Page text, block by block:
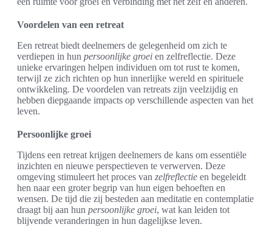
Voordelen van een retreat
Een retreat biedt deelnemers de gelegenheid om zich te
verdiepen in hun persoonlijke groei en zelfreflectie. Deze
unieke ervaringen helpen individuen om tot rust te komen,
terwijl ze zich richten op hun innerlijke wereld en spirituele
ontwikkeling. De voordelen van retreats zijn veelzijdig en
hebben diepgaande impacts op verschillende aspecten van het
leven.
Persoonlijke groei
Tijdens een retreat krijgen deelnemers de kans om essentiële
inzichten en nieuwe perspectieven te verwerven. Deze
omgeving stimuleert het proces van zelfreflectie en begeleidt
hen naar een groter begrip van hun eigen behoeften en
wensen. De tijd die zij besteden aan meditatie en contemplatie
draagt bij aan hun persoonlijke groei, wat kan leiden tot
blijvende veranderingen in hun dagelijkse leven.